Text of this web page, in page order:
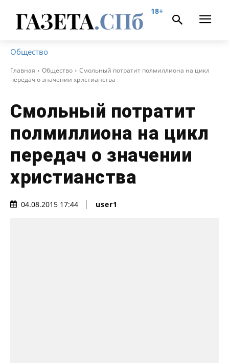
18+
Общество
Главная Общество
Смольный потратит полмиллиона на цикл
передач о значении христианства
Смольный потратит
полмиллиона на цикл
передач о значении
христианства
04.08.2015 17:44 user1